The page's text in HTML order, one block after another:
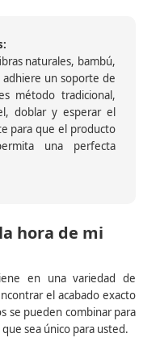
naturales, bambú,
un soporte de
método tradicional,
doblar y esperar el
para que el producto
una perfecta
hora de mi
en una variedad de
el acabado exacto
se pueden combinar para
sea único para usted.